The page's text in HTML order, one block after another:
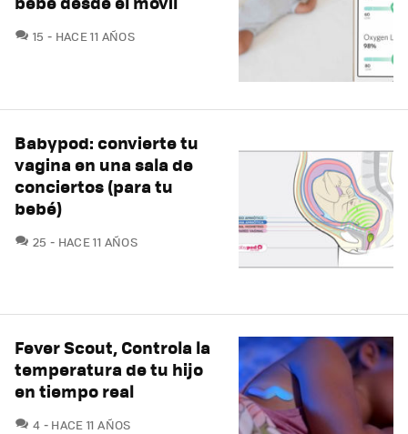
15 COMENTARIOS
HACE 11 AÑOS
Babypod: convierte tu
vagina en una sala de
conciertos (para tu
bebé)
25 COMENTARIOS
HACE 11 AÑOS
Fever Scout, Controla la
temperatura de tu hijo
en tiempo real
4 COMENTARIOS
HACE 11 AÑOS